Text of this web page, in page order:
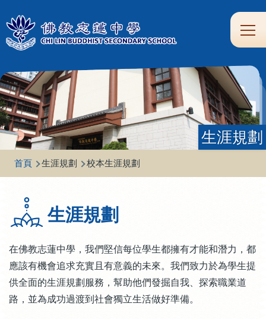
Main
生
涯
劃
家
校
作
校
友
圖
書
園
道
生涯規劃
導
航
連
結
首頁 生涯規劃 校本生涯規劃
生涯規劃
在佛教志蓮中學，我們堅信每位學生都擁有才能和潛力，都
應該有機會追求充實且有意義的未來。我們致力於為學生提
供全面的生涯規劃服務，幫助他們發掘自我、探索職業道
路，並為成功過渡到社會獨立生活做好準備。